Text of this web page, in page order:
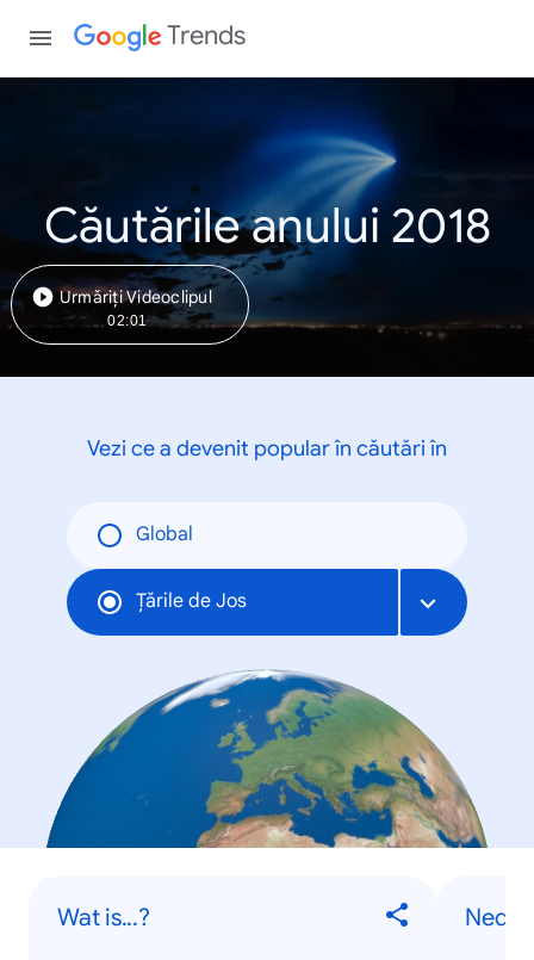
Trends
Căutările anului 2018
Urmăriți Videoclipul
02:01
Vezi ce a devenit popular în căutări în
Global
Țările de Jos
Wat is...?